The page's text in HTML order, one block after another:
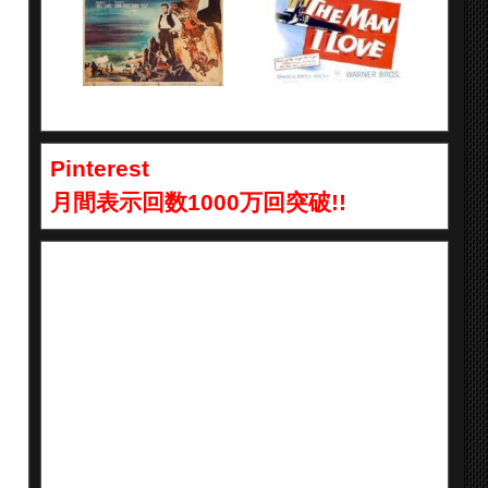
Pinterest
月間表示回数1000万回突破!!